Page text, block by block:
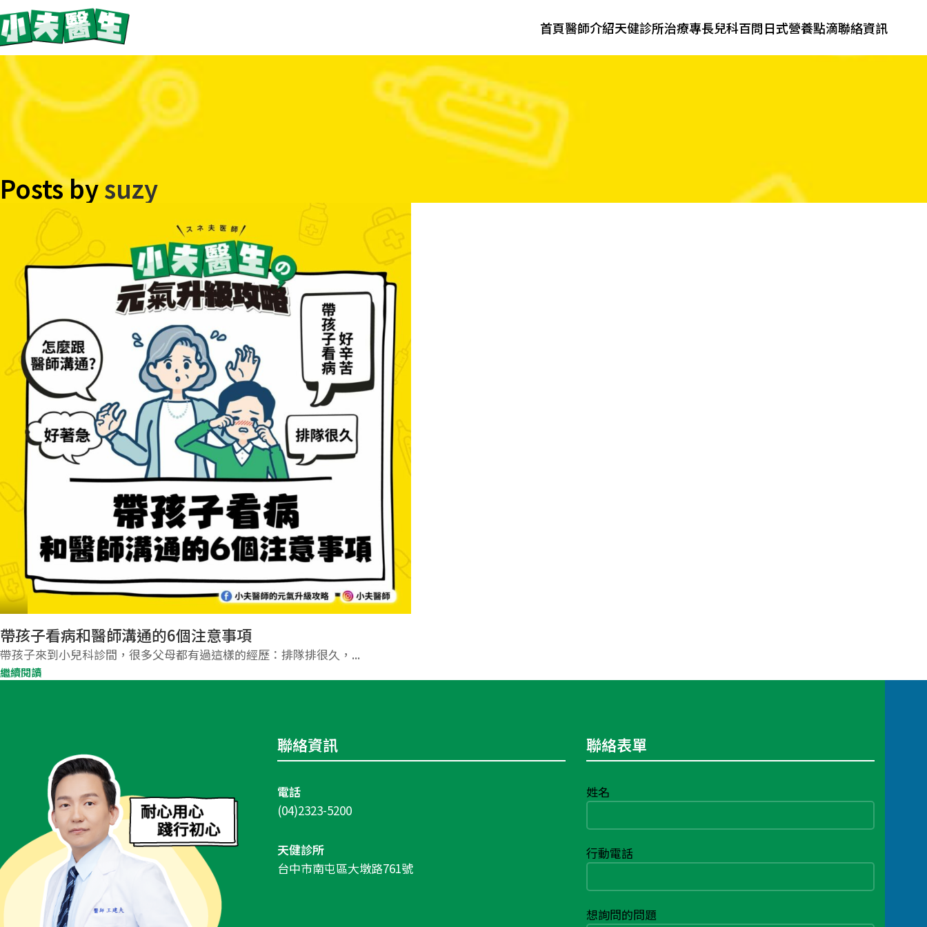
首頁醫師介紹天健診所治療專長兒科百問日式營養點滴聯絡資訊
Posts bysuzy
帶孩子看病和醫師溝通的6個注意事項
帶孩子來到小兒科診間，很多父母都有過這樣的經歷：排隊排很久，...
繼續閱讀
聯絡資訊
電話
(04)2323-5200
天健診所
台中市南屯區大墩路761號
聯絡表單
姓名
行動電話
想詢問的問題